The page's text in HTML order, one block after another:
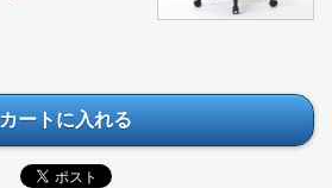
カートに入れる